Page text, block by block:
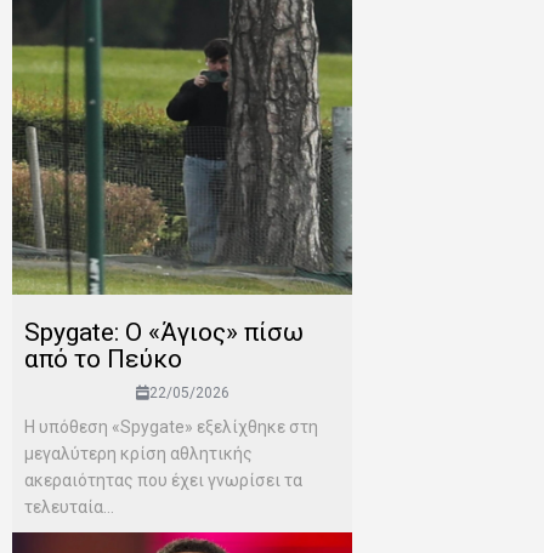
Spygate: Ο «Άγιος» πίσω
από το Πεύκο
22/05/2026
Η υπόθεση «Spygate» εξελίχθηκε στη
μεγαλύτερη κρίση αθλητικής
ακεραιότητας που έχει γνωρίσει τα
τελευταία...